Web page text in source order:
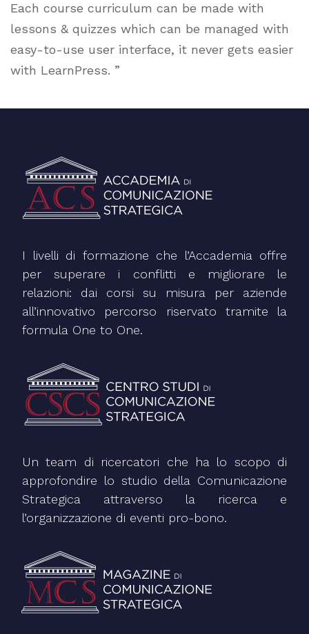
Each course curriculum can be made with
lessons & quizzes which can be managed with
easy-to-use user interface, it never gets easier
with LearnPress. ”
I livelli di formazione che l’Accademia offre
per superare i conflitti e migliorare le
relazioni: dai corsi su misura per aziende
all’innovativo percorso riservato tramite la
formula One to One.
Un team di ricercatori che ha lo scopo di
approfondire lo studio della Comunicazione
Strategica attraverso la ricerca e
l’organizzazione di eventi pro-bono.